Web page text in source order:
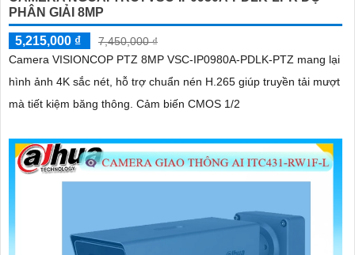
PHÂN GIẢI 8MP
5,215,000 ₫
7,450,000 ₫
Camera VISIONCOP PTZ 8MP VSC-IP0980A-PDLK-PTZ mang lại
hình ảnh 4K sắc nét, hỗ trợ chuẩn nén H.265 giúp truyền tải mượt
mà tiết kiệm băng thông. Cảm biến CMOS 1/2